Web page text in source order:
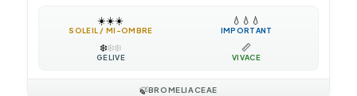
☀️☀️☀️
SOLEIL / MI-OMBRE
💧 💧 💧
IMPORTANT
❄️❄️❄️
GÉLIVE
📏
VIVACE
🍃BROMELIACEAE